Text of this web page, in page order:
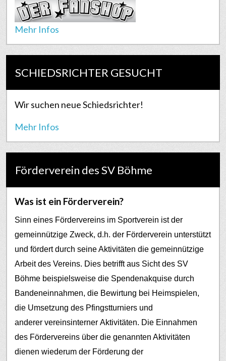
Mehr Infos
SCHIEDSRICHTER GESUCHT
Wir suchen neue Schiedsrichter!
Mehr Infos
Förderverein des SV Böhme
Was ist ein Förderverein?
Sinn eines Fördervereins im Sportverein ist der
gemeinnützige Zweck, d.h. der Förderverein unterstützt
und fördert durch seine Aktivitäten die gemeinnützige
Arbeit des Vereins. Dies betrifft aus Sicht des SV
Böhme beispielsweise die Spendenakquise durch
Bandeneinnahmen, die Bewirtung bei Heimspielen,
die Umsetzung des Pfingstturniers und
anderer vereinsinterner Aktivitäten. Die Einnahmen
des Fördervereins über die genannten Aktivitäten
dienen wiederum der Förderung der